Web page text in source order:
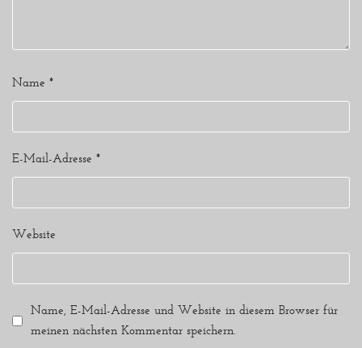
Name *
E-Mail-Adresse *
Website
Name, E-Mail-Adresse und Website in diesem Browser für
meinen nächsten Kommentar speichern.